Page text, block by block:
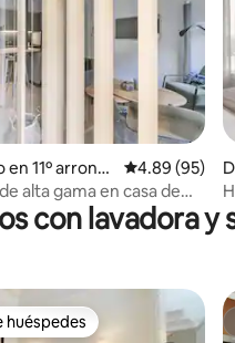
5; 14 evaluaciones
11º arrondi
Calificación
4.89 (95)
con lavadora y
huéspedes
huéspedes